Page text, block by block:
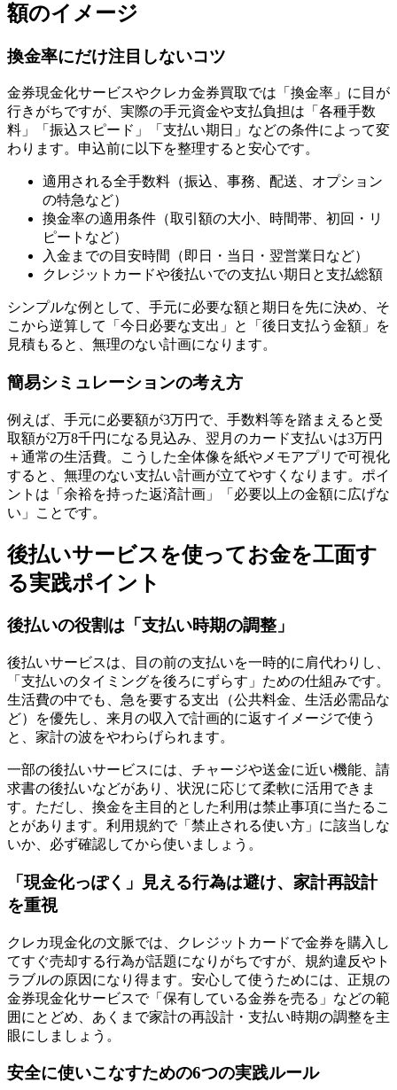
額のイメージ
換金率にだけ注目しないコツ
金券現金化サービスやクレカ金券買取では「換金率」に目が
行きがちですが、実際の手元資金や支払負担は「各種手数
料」「振込スピード」「支払い期日」などの条件によって変
わります。申込前に以下を整理すると安心です。
適用される全手数料（振込、事務、配送、オプション
の特急など）
換金率の適用条件（取引額の大小、時間帯、初回・リ
ピートなど）
入金までの目安時間（即日・当日・翌営業日など）
クレジットカードや後払いでの支払い期日と支払総額
シンプルな例として、手元に必要な額と期日を先に決め、そ
こから逆算して「今日必要な支出」と「後日支払う金額」を
見積もると、無理のない計画になります。
簡易シミュレーションの考え方
例えば、手元に必要額が3万円で、手数料等を踏まえると受
取額が2万8千円になる見込み、翌月のカード支払いは3万円
＋通常の生活費。こうした全体像を紙やメモアプリで可視化
すると、無理のない支払い計画が立てやすくなります。ポイ
ントは「余裕を持った返済計画」「必要以上の金額に広げな
い」ことです。
後払いサービスを使ってお金を工面す
る実践ポイント
後払いの役割は「支払い時期の調整」
後払いサービスは、目の前の支払いを一時的に肩代わりし、
「支払いのタイミングを後ろにずらす」ための仕組みです。
生活費の中でも、急を要する支出（公共料金、生活必需品な
ど）を優先し、来月の収入で計画的に返すイメージで使う
と、家計の波をやわらげられます。
一部の後払いサービスには、チャージや送金に近い機能、請
求書の後払いなどがあり、状況に応じて柔軟に活用できま
す。ただし、換金を主目的とした利用は禁止事項に当たるこ
とがあります。利用規約で「禁止される使い方」に該当しな
いか、必ず確認してから使いましょう。
「現金化っぽく」見える行為は避け、家計再設計
を重視
クレカ現金化の文脈では、クレジットカードで金券を購入し
てすぐ売却する行為が話題になりがちですが、規約違反やト
ラブルの原因になり得ます。安心して使うためには、正規の
金券現金化サービスで「保有している金券を売る」などの範
囲にとどめ、あくまで家計の再設計・支払い時期の調整を主
眼にしましょう。
安全に使いこなすための6つの実践ルール